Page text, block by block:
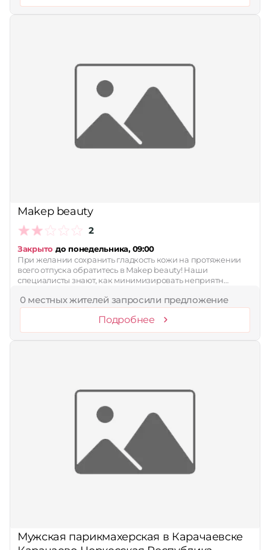
Makep beauty
2
Закрыто до понедельника, 09:00
При желании сохранить гладкость кожи на протяжении
всего отпуска обратитесь в Makep beauty! Наши
специалисты знают, как минимизировать неприятн…
0 местных жителей запросили предложение
Подробнее
Мужская парикмахерская в Карачаевске